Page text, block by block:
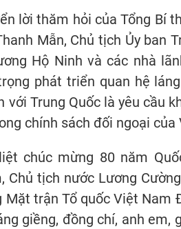
lời thăm hỏi của Tổng Bí
Mẫn, Chủ tịch Ủy ban
Hộ Ninh và các nhà
phát triển quan hệ
Trung Quốc là yêu cầu
chính sách đối ngoại của
chúc mừng 80 năm
tịch nước Lương
trận Tổ quốc Việt Nam
giềng, đồng chí, anh em,